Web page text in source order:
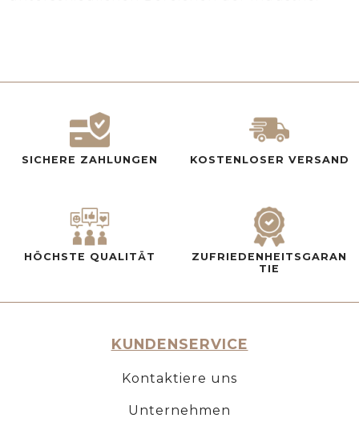
SICHERE ZAHLUNGEN KOSTENLOSER VERSAND
HÖCHSTE QUALITÄT
ZUFRIEDENHEITSGARAN
TIE
KUNDENSERVICE
Kontaktiere uns
Unternehmen